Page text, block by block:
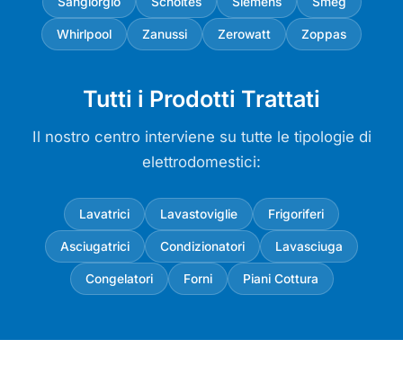
Whirlpool Zanussi Zerowatt Zoppas
Tutti i Prodotti Trattati
Il nostro centro interviene su tutte le tipologie di
elettrodomestici:
Lavatrici Lavastoviglie Frigoriferi
Asciugatrici Condizionatori Lavasciuga
Congelatori Forni Piani Cottura